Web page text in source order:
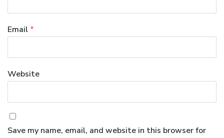
Email *
Website
Save my name, email, and website in this browser for